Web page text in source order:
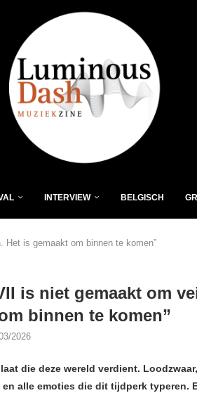
INTERVIEW BELGISCH
is gemaakt om binnen te komen”
is niet gemaakt om
binnen te komen”
2026
die deze wereld verdient.
alle emoties die dit tijdperk typeren.